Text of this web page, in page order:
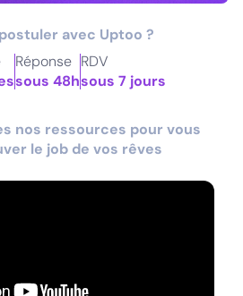
avec Uptoo ?
Réponse
sous 48h
RDV
sous 7 jours
nos ressources pour vous
le job de vos rêves